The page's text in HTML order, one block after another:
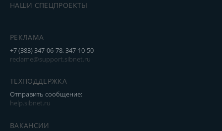
НАШИ СПЕЦПРОЕКТЫ
РЕКЛАМА
+7 (383) 347-06-78, 347-10-50
reclame@support.sibnet.ru
ТЕХПОДДЕРЖКА
Отправить сообщение:
help.sibnet.ru
ВАКАНСИИ